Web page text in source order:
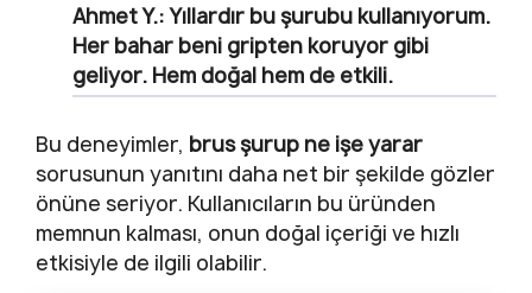
Ahmet Y.: Yıllardır bu şurubu kullanıyorum.
Her bahar beni gripten koruyor gibi
geliyor. Hem doğal hem de etkili.
Bu deneyimler, brus şurup ne işe yarar
sorusunun yanıtını daha net bir şekilde gözler
önüne seriyor. Kullanıcıların bu üründen
memnun kalması, onun doğal içeriği ve hızlı
etkisiyle de ilgili olabilir.